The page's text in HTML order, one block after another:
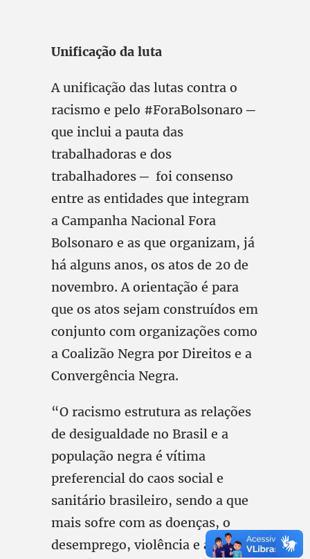
Unificação da luta
A unificação das lutas contra o
racismo e pelo #ForaBolsonaro ─
que inclui a pauta das
trabalhadoras e dos
trabalhadores ─ foi consenso
entre as entidades que integram
a Campanha Nacional Fora
Bolsonaro e as que organizam, já
há alguns anos, os atos de 20 de
novembro. A orientação é para
que os atos sejam construídos em
conjunto com organizações como
a Coalizão Negra por Direitos e a
Convergência Negra.
“O racismo estrutura as relações
de desigualdade no Brasil e a
população negra é vítima
preferencial do caos social e
sanitário brasileiro, sendo a que
mais sofre com as doenças, o
desemprego, violência e a fome”,